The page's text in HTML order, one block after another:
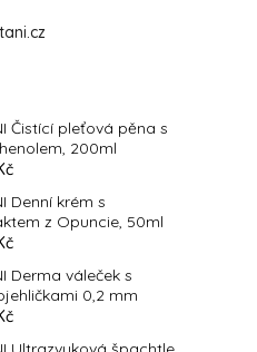
Čistící pleťová pěna s
200ml
Denní krém s
z Opuncie, 50ml
Derma váleček s
0,2 mm